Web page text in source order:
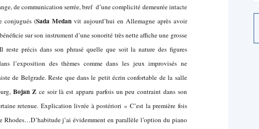
de communication serrée, bref d’une complicité demeurée intacte
conjugués (Sada Medan vit aujourd’hui en Allemagne après avoir
sur son instrument d’une sonorité très nette affiche une grosse
précis dans son phrasé quelle que soit la nature des figures
l’exposition des thèmes comme dans les jeux improvisés ne
de Belgrade. Reste que dans le petit écrin confortable de la salle
Bojan Z ce soir là est apparu parfois un peu contraint dans son
retenue. Explication livrée à postériori « C’est la première fois
j’ai évidemment en parallèle l’option du piano